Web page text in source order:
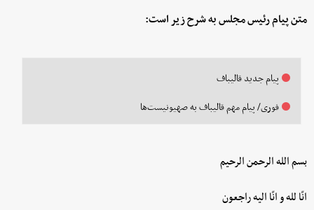
متن پیام رئیس مجلس به شرح زیر است:
پیام جدید قالیباف
فوری/ پیام مهم قالیباف به صهیونیست‌ها
بسم ‌الله ‌الرحمن ‌الرحیم
انّا لله و انّا الیه راجعون